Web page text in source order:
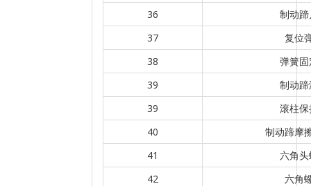
36
制动
37
复位
38
弹簧
39
制动
39
滚柱
40
制动蹄摩
41
六角
42
六角